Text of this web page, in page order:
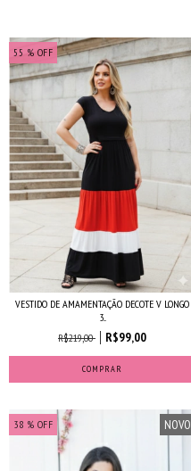
55 % OFF
VESTIDO DE AMAMENTAÇÃO DECOTE V LONGO
3...
R$219,00
R$99,00
COMPRAR
38 % OFF NOVO